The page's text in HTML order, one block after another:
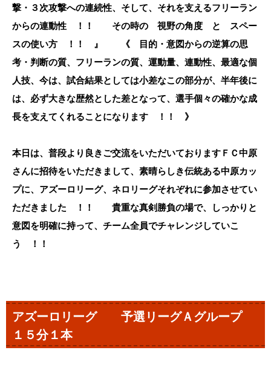
撃・３次攻撃への連続性、そして、それを支えるフリーラン
からの連動性 ！！ その時の 視野の角度 と スペー
スの使い方 ！！ 』 《 目的・意図からの逆算の思
考・判断の質、フリーランの質、運動量、連動性、最適な個
人技、今は、試合結果としては小差なこの部分が、半年後に
は、必ず大きな歴然とした差となって、選手個々の確かな成
長を支えてくれることになります ！！ 》
本日は、普段より良きご交流をいただいておりますＦＣ中原
さんに招待をいただきまして、素晴らしき伝統ある中原カッ
プに、アズーロリーグ、ネロリーグそれぞれに参加させてい
ただきました ！！ 貴重な真剣勝負の場で、しっかりと
意図を明確に持って、チーム全員でチャレンジしていこ
う ！！
アズーロリーグ 予選リーグＡグループ
１５分１本